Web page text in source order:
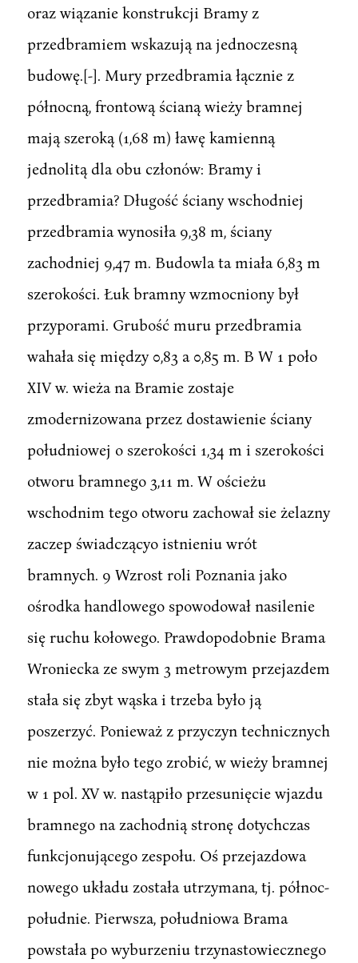
oraz wiązanie konstrukcji Bramy z
przedbramiem wskazują na jednoczesną
budowę.[-]. Mury przedbramia łącznie z
północną, frontową ścianą wieży bramnej
mają szeroką (1,68 m) ławę kamienną
jednolitą dla obu członów: Bramy i
przedbramia? Długość ściany wschodniej
przedbramia wynosiła 9,38 m, ściany
zachodniej 9,47 m. Budowla ta miała 6,83 m
szerokości. Łuk bramny wzmocniony był
przyporami. Grubość muru przedbramia
wahała się między 0,83 a 0,85 m. B W 1 poło
XIV w. wieża na Bramie zostaje
zmodernizowana przez dostawienie ściany
południowej o szerokości 1,34 m i szerokości
otworu bramnego 3,11 m. W ościeżu
wschodnim tego otworu zachował sie żelazny
zaczep świadczącyo istnieniu wrót
bramnych. 9 Wzrost roli Poznania jako
ośrodka handlowego spowodował nasilenie
się ruchu kołowego. Prawdopodobnie Brama
Wroniecka ze swym 3 metrowym przejazdem
stała się zbyt wąska i trzeba było ją
poszerzyć. Ponieważ z przyczyn technicznych
nie można było tego zrobić, w wieży bramnej
w 1 pol. XV w. nastąpiło przesunięcie wjazdu
bramnego na zachodnią stronę dotychczas
funkcjonującego zespołu. Oś przejazdowa
nowego układu została utrzymana, tj. północ-
południe. Pierwsza, południowa Brama
powstała po wyburzeniu trzynastowiecznego